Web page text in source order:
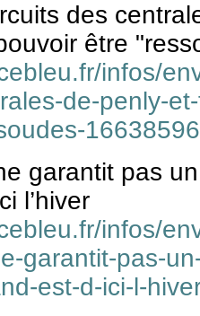
des
être
infos/
de-penly-
garantit pas
l’hiver
infos/
garantit-pas-
est-d-ici-l-